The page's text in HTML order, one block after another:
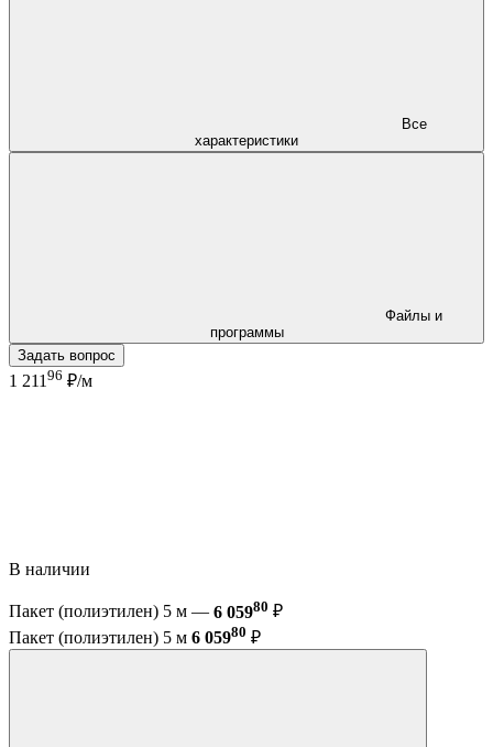
характеристики
программы
Задать вопрос
1 211 96 ₽/м
В наличии
Пакет (полиэтилен) 5 м — 6 05980 ₽
Пакет (полиэтилен) 5 м 6 05980 ₽